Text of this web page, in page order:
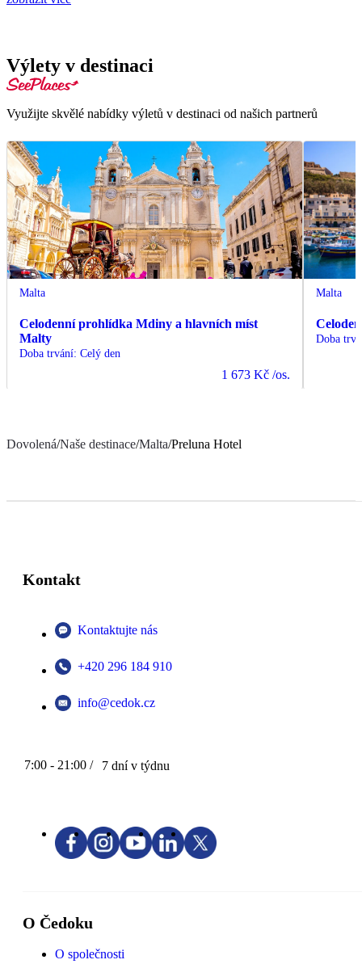
Výlety v destinaci
Využijte skvělé nabídky výletů v destinaci od našich partnerů
Malta
Celodenní prohlídka Mdiny a hlavních míst
Malty
Doba trvání: Celý den
1 673 Kč /os.
Malta
Doba
Dovolená/Naše destinace/Malta/Preluna Hotel
Kontakt
Kontaktujte nás
+420 296 184 910
info@cedok.cz
7:00 - 21:00 / 7 dní v týdnu
O Čedoku
O společnosti